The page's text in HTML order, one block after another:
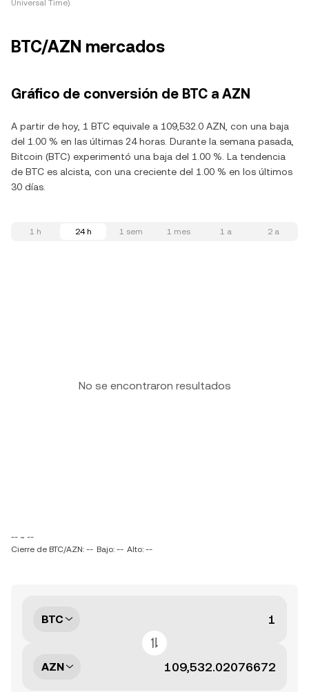
Universal Time)
BTC/AZN mercados
Gráfico de conversión de BTC a AZN
A partir de hoy, 1 BTC equivale a 109,532.0 AZN, con una baja
del 1.00 % en las últimas 24 horas. Durante la semana pasada,
Bitcoin (BTC) experimentó una baja del 1.00 %. La tendencia
de BTC es alcista, con una creciente del 1.00 % en los últimos
30 días.
1 h 24 h 1 sem 1 mes 1 a 2 a
No se encontraron resultados
-- ~ --
Cierre de BTC/AZN: -- Bajo: -- Alto: --
BTC
AZN